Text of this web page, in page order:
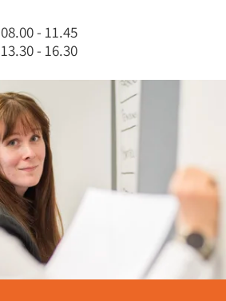
08.00 - 11.45
13.30 - 16.30